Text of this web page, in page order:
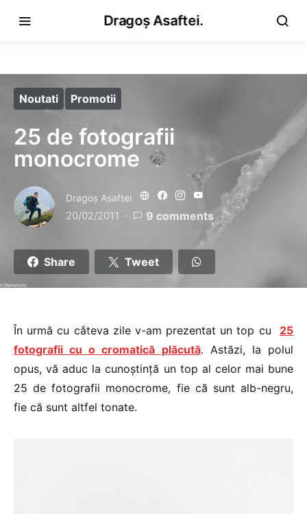
Dragoș Asaftei.
Noutati Promotii
25 de fotografii
monocrome
Dragoş Asaftei
20/02/2011 9 comments
Share Tweet
În urmă cu câteva zile v-am prezentat un top cu 25
fotografii cu o cromatică plăcută. Astăzi, la polul
opus, vă aduc la cunoştinţă un top al celor mai bune
25 de fotografii monocrome, fie că sunt alb-negru,
fie că sunt altfel tonate.